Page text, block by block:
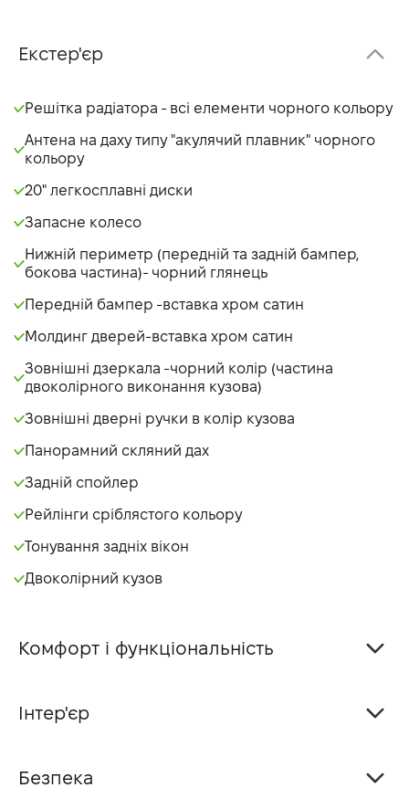
Екстер'єр
Решітка радіатора - всі елементи чорного кольору
Антена на даху типу "акулячий плавник" чорного
кольору
20" легкосплавні диски
Запасне колесо
Нижній периметр (передній та задній бампер,
бокова частина)- чорний глянець
Передній бампер -вставка хром сатин
Молдинг дверей-вставка хром сатин
Зовнішні дзеркала -чорний колір (частина
двоколірного виконання кузова)
Зовнішні дверні ручки в колір кузова
Панорамний скляний дах
Задній спойлер
Рейлінги сріблястого кольору
Тонування задніх вікон
Двоколірний кузов
Комфорт і функціональність
Інтер'єр
Безпека